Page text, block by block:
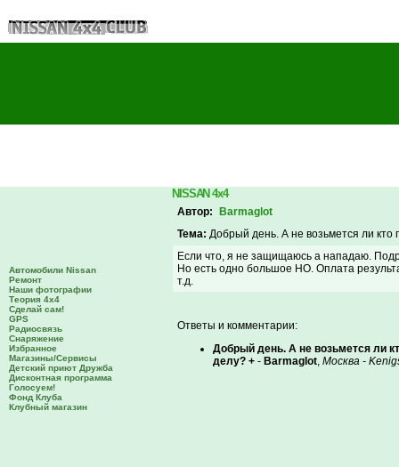
Автомобили Nissan
Ремонт
Наши фотографии
Теория 4х4
Сделай сам!
GPS
Радиосвязь
Снаряжение
Избранное
Магазины/Сервисы
Детский приют Дружба
Дисконтная программа
Голосуем!
Фонд Клуба
Клубный магазин
NISSAN 4x4
Автор:
Barmaglot
Тема: Добрый день. А не возьмется ли
Если что, я не защищаюсь а нападаю.
Но есть одно большое НО. Оплата
т.д.
Ответы и комментарии:
Добрый день. А не возьмется ли
делу? + - Barmaglot, Москва -